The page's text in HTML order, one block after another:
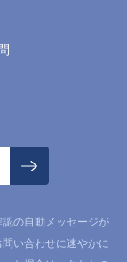
の自動メッセージが
い合わせに速やかに